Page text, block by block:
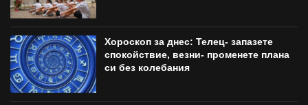
Хороскоп за днес: Телец- запазете
спокойствие, везни- променете плана
си без колебания